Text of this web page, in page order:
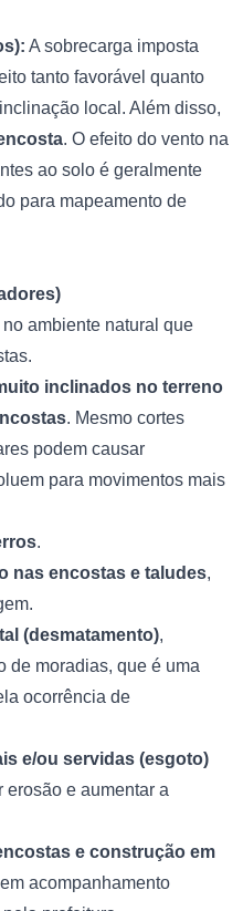
A sobrecarga imposta
tanto favorável quanto
local. Além disso,
. O efeito do vento na
ao solo é geralmente
para mapeamento de
ambiente natural que
inclinados no terreno
. Mesmo cortes
podem causar
para movimentos mais
.
nas encostas e taludes,
(desmatamento),
de moradias, que é uma
ocorrência de
e/ou servidas (esgoto)
erosão e aumentar a
e construção em
acompanhamento